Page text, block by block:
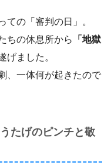
ての「審判の日」。
ちの休息所から
「地獄
げました。
、一体何が起きたので
たげのピンチと敬